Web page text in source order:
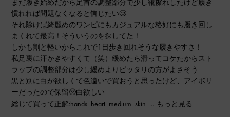
まだ履き始めだから足首の調整部分で少し靴擦れしたけど履き
慣れれば問題なくなると信じたい🥲
それ除けば綺麗めのワンピにもカジュアルな格好にも履き回し
まくれて最高！そういうのを探してた！
しかも割と軽いからこれで1日歩き回れそうな履きやすさ！
私足裏に汗かきやすくて（笑）緩めたら滑ってコケたからスト
ラップの調整部分は少し緩めよりピッタリの方がよさそう
黒と別に白が欲しくて色違いで買おうと思ったけど、アイボリ
ーだったので保留🥺白欲しい
総じて買って正解:hands_heart_medium_skin_... もっと見る